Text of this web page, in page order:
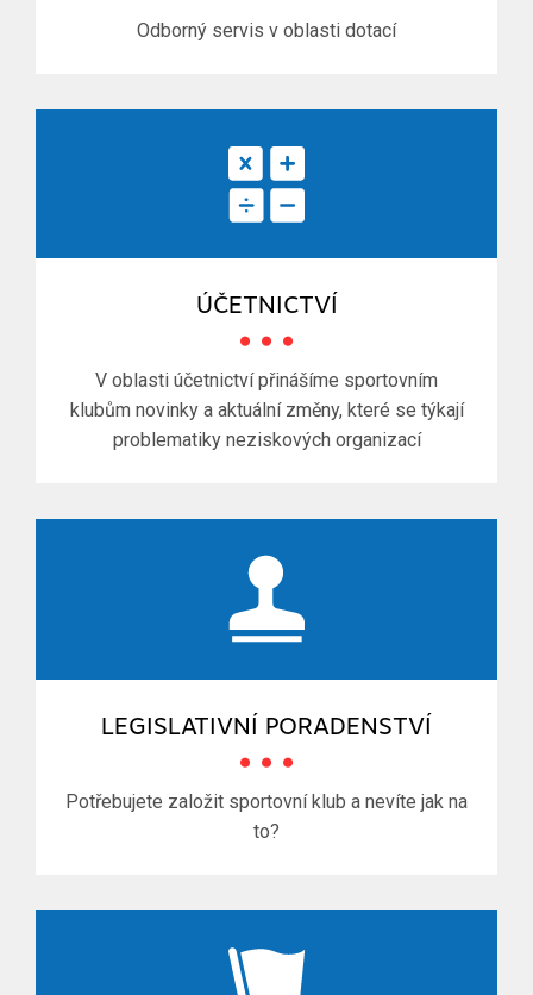
Odborný servis v oblasti dotací
ÚČETNICTVÍ
V oblasti účetnictví přinášíme sportovním
klubům novinky a aktuální změny, které se týkají
problematiky neziskových organizací
LEGISLATIVNÍ PORADENSTVÍ
Potřebujete založit sportovní klub a nevíte jak na
to?